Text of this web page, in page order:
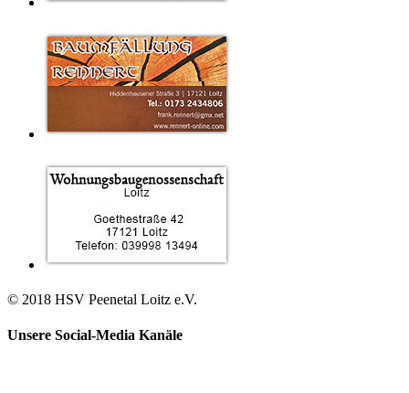
© 2018 HSV Peenetal Loitz e.V.
Unsere Social-Media Kanäle